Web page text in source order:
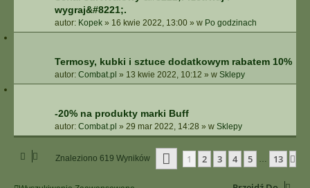
wygraj&#8221;.
autor: Kopek » 16 kwie 2022, 13:00 » w Po godzinach
Termosy, kubki i sztuce dodatkowym rabatem 10%
autor: Combat.pl » 13 kwie 2022, 10:12 » w Sklepy
-20% na produkty marki Buff
autor: Combat.pl » 29 mar 2022, 14:28 » w Sklepy
Znaleziono 619 Wyników Strona1Z13
1 2 3 4 5 13